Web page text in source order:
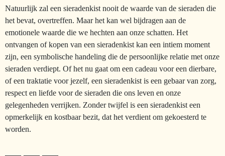
Natuurlijk zal een sieradenkist nooit de waarde van de sieraden die
het bevat, overtreffen. Maar het kan wel bijdragen aan de
emotionele waarde die we hechten aan onze schatten. Het
ontvangen of kopen van een sieradenkist kan een intiem moment
zijn, een symbolische handeling die de persoonlijke relatie met onze
sieraden verdiept. Of het nu gaat om een cadeau voor een dierbare,
of een traktatie voor jezelf, een sieradenkist is een gebaar van zorg,
respect en liefde voor de sieraden die ons leven en onze
gelegenheden verrijken. Zonder twijfel is een sieradenkist een
opmerkelijk en kostbaar bezit, dat het verdient om gekoesterd te
worden.